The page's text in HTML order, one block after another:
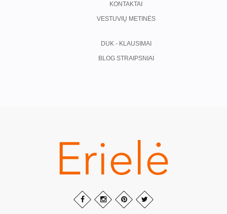
KONTAKTAI
VESTUVIŲ METINĖS
DUK - KLAUSIMAI
BLOG STRAIPSNIAI